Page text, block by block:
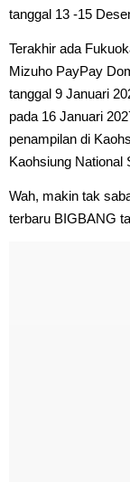
tanggal 13 -15
Terakhir ada
Mizuho PayPay
tanggal 9 Januari
pada 16 Januari
penampilan di
Kaohsiung National
Wah, makin tak
terbaru BIGBANG